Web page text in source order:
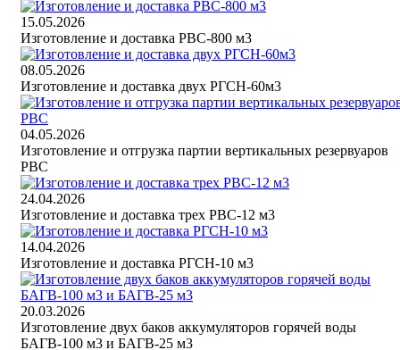
15.05.2026
Изготовление и доставка РВС-800 м3
08.05.2026
Изготовление и доставка двух РГСН-60м3
04.05.2026
Изготовление и отгрузка партии вертикальных резервуаров
РВС
24.04.2026
Изготовление и доставка трех РВС-12 м3
14.04.2026
Изготовление и доставка РГСН-10 м3
20.03.2026
Изготовление двух баков аккумуляторов горячей воды
БАГВ-100 м3 и БАГВ-25 м3